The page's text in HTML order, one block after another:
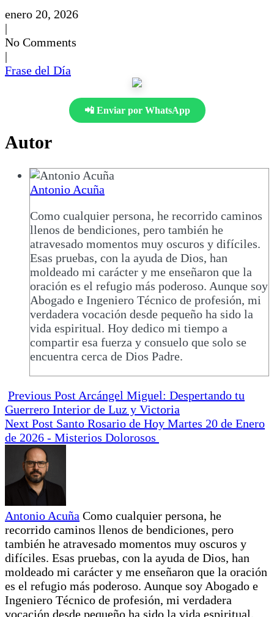
enero 20, 2026
|
No Comments
|
Frase del Día
📲 Enviar por WhatsApp
Autor
Antonio Acuña
Como cualquier persona, he recorrido caminos
llenos de bendiciones, pero también he
atravesado momentos muy oscuros y difíciles.
Esas pruebas, con la ayuda de Dios, han
moldeado mi carácter y me enseñaron que la
oración es el refugio más poderoso. Aunque soy
Abogado e Ingeniero Técnico de profesión, mi
verdadera vocación desde pequeño ha sido la
vida espiritual. Hoy dedico mi tiempo a
compartir esa fuerza y consuelo que solo se
encuentra cerca de Dios Padre.
Previous Post Arcángel Miguel: Despertando tu
Guerrero Interior de Luz y Victoria
Next Post Santo Rosario de Hoy Martes 20 de Enero
de 2026 - Misterios Dolorosos
Antonio Acuña Como cualquier persona, he
recorrido caminos llenos de bendiciones, pero
también he atravesado momentos muy oscuros y
difíciles. Esas pruebas, con la ayuda de Dios, han
moldeado mi carácter y me enseñaron que la oración
es el refugio más poderoso. Aunque soy Abogado e
Ingeniero Técnico de profesión, mi verdadera
vocación desde pequeño ha sido la vida espiritual.